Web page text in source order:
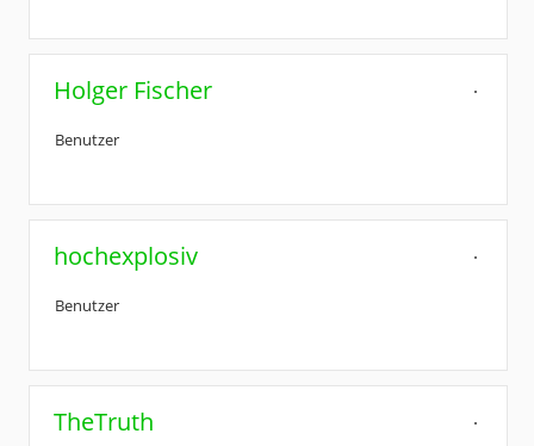
Holger Fischer
Benutzer
hochexplosiv
Benutzer
TheTruth